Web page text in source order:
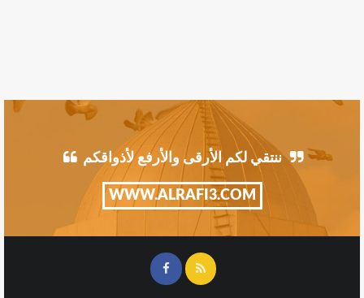
ننتقي لكم الأرقى والأرفع لأذواقكم
WWW.ALRAFI3.COM